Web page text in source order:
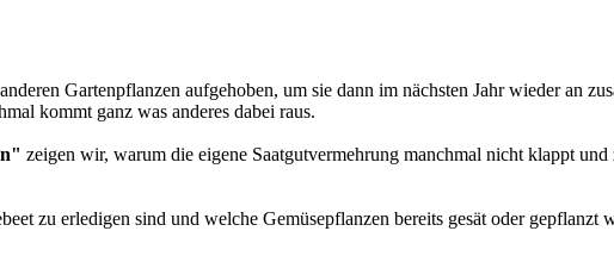
Gartenpflanzen aufgehoben, um sie dann im nächsten Jahr wieder an
kommt ganz was anderes dabei raus.
zeigen wir, warum die eigene Saatgutvermehrung manchmal nicht klappt
zu erledigen sind und welche Gemüsepflanzen bereits gesät oder gepflanzt